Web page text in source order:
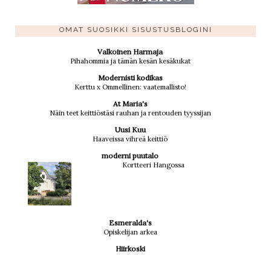
OMAT SUOSIKKI SISUSTUSBLOGINI
Valkoinen Harmaja
Pihahommia ja tämän kesän kesäkukat
Modernisti kodikas
Kerttu x Ommellinen: vaatemallisto!
At Maria's
Näin teet keittiöstäsi rauhan ja rentouden tyyssijan
Uusi Kuu
Haaveissa vihreä keittiö
moderni puutalo
Kortteeri Hangossa
Esmeralda's
Opiskelijan arkea
Hiirkoski